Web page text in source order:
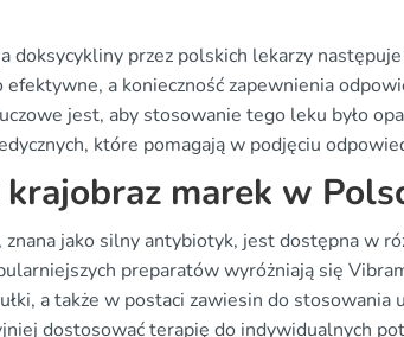
doksycykliny przez polskich lekarzy
efektywne, a konieczność zapewnienia
jest, aby stosowanie tego leku było
które pomagają w podjęciu
krajobraz marek w
znana jako silny antybiotyk, jest dostępna w
preparatów wyróżniają się
a także w postaci zawiesin do
dostosować terapię do indywidualnych